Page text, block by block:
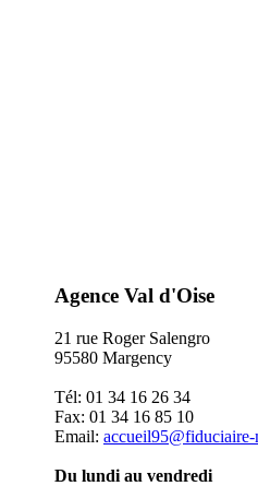
Agence Val d'Oise
21 rue Roger Salengro
95580 Margency
Tél: 01 34 16 26 34
Fax: 01 34 16 85 10
Email:
Du lundi au vendredi